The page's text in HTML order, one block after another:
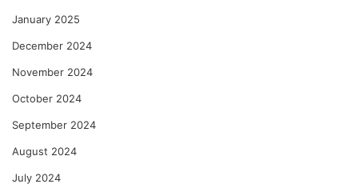
January 2025
December 2024
November 2024
October 2024
September 2024
August 2024
July 2024